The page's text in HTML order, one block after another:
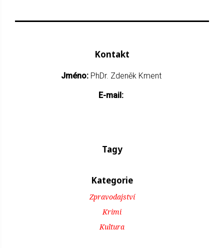
Kontakt
Jméno: PhDr. Zdeněk Kment
E-mail:
Tagy
Kategorie
Zpravodajství
Krimi
Kultura